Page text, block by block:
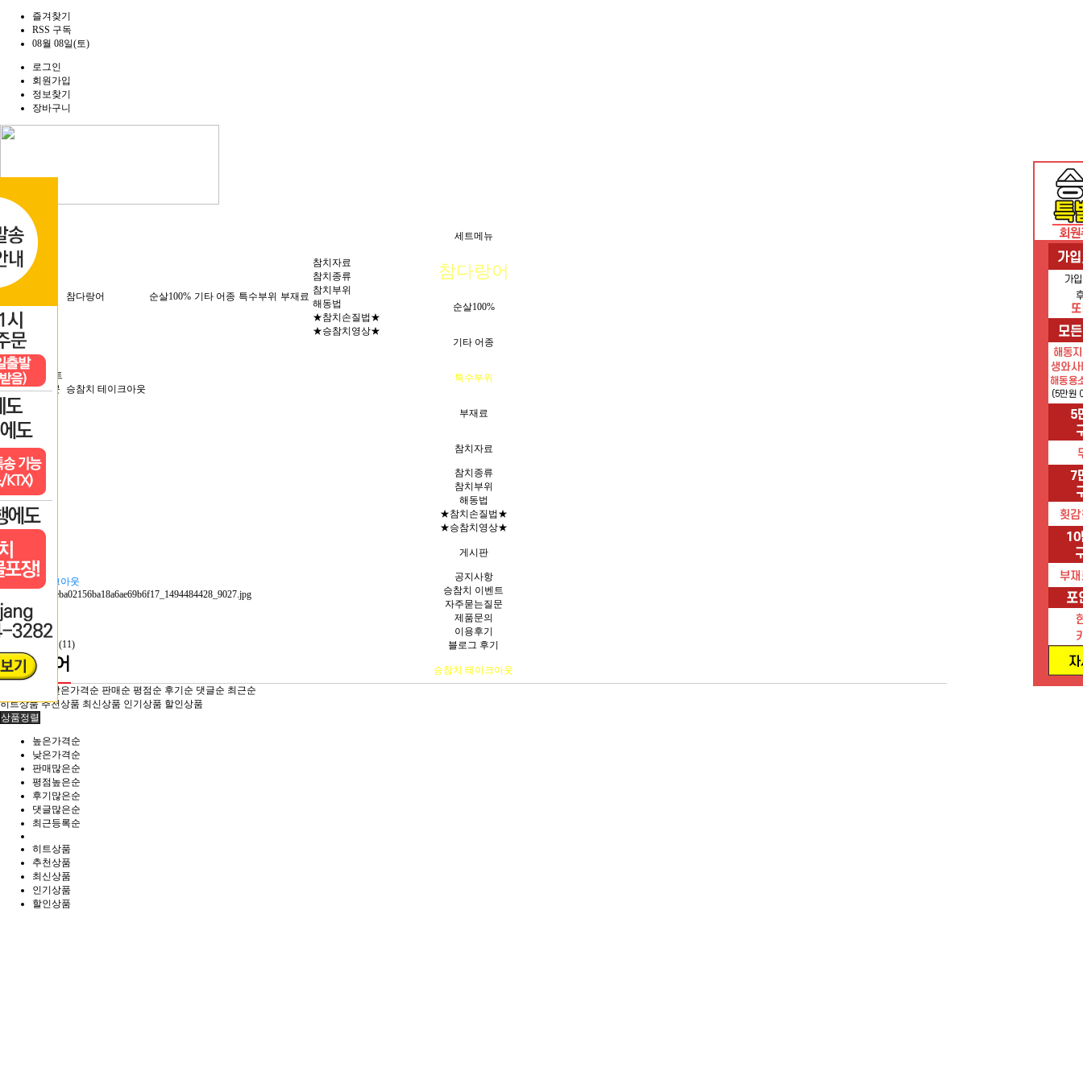
즐겨찾기
RSS 구독
08월 08일(토)
로그인
회원가입
정보찾기
장바구니
승참치
세트메뉴
참다랑어
순살100%
기타 어종
특수부위
부재료
참치자료
참치종류
참치부위
해동법
★참치손질법★
★승참치영상★
게시판
공지사항
승참치 이벤트
자주묻는질문
제품문의
이용후기
블로그 후기
승참치 테이크아웃
참다랑어 순살100% 기타 어종 특수부위 부재료
참치자료
참치종류
참치부위
해동법
★참치손질법★
★승참치영상★
게시판
공지사항
승참치 이벤트
자주묻는질문
제품문의
이용후기
블로그 후기
승참치 테이크아웃
메인
세트메뉴
참다랑어
순살100%
기타 어종
특수부위
부재료
참치자료
게시판
승참치 테이크아웃
참다랑어(11)
참다랑어
낮은가격순 판매순 평점순 후기순 댓글순 최근순
히트상품 추천상품 최신상품 인기상품 할인상품
상품정렬
높은가격순
낮은가격순
판매많은순
평점높은순
후기많은순
댓글많은순
최근등록순
히트상품
추천상품
최신상품
인기상품
할인상품